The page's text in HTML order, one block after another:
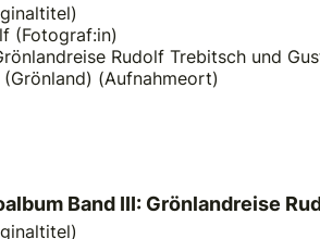
(Fotograf:in)
Rudolf Trebitsch und
(Aufnahmeort)
Band III: Grönlandreise